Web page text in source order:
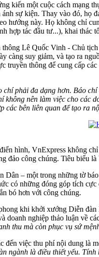
kiến một cuộc cách mạng
sự kiện. Thay vào đó, họ
hướng này. Họ không chỉ
hợp tác đầu tư...), khai thác
Lê Quốc Vinh - Chủ
càng suy giảm, và tạo ra
truyền thông để cung cấp
phải đa dạng hơn. Báo
không nên làm việc cho các
các bên liên quan để tạo ra
hình, VnExpress không
đảo công chúng. Tiêu biểu
Dân – một trong những tờ
có những đóng góp tích
bó hơn với công chúng.
khi khởi xướng Diễn
doanh nghiệp thảo luận về
thu mà còn phục vụ sứ
đến việc thu phí nội dung là
ngành là điều thiết yếu.